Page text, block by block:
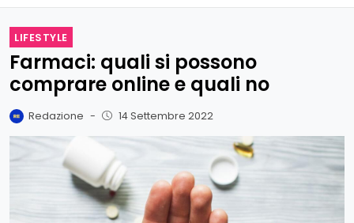
LIFESTYLE
Farmaci: quali si possono
comprare online e quali no
Redazione - 14 Settembre 2022